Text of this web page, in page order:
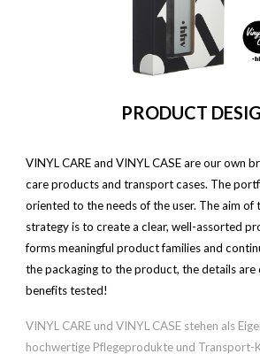
PRODUCT
VINYL CARE and VINYL CASE are our own
care products and transport cases. The
oriented to the needs of the user. The aim of
strategy is to create a clear, well-assorted
forms meaningful product families and
the packaging to the product, the details are
benefits tested!
VINYL CARE und VINYL CASE stehen als
hochwertige Pflegeprodukte und Transport-